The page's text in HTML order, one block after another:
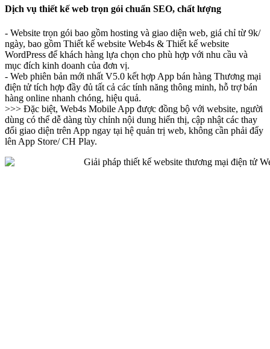
Dịch vụ thiết kế web trọn gói chuẩn SEO, chất lượng
- Website trọn gói bao gồm hosting và giao diện web, giá chỉ từ 9k/
ngày, bao gồm Thiết kế website Web4s & Thiết kế website
WordPress để khách hàng lựa chọn cho phù hợp với nhu cầu và
mục đích kinh doanh của đơn vị.
- Web phiên bản mới nhất V5.0 kết hợp App bán hàng Thương mại
điện tử tích hợp đầy đủ tất cả các tính năng thông minh, hỗ trợ bán
hàng online nhanh chóng, hiệu quả.
>>> Đặc biệt, Web4s Mobile App được đồng bộ với website, người
dùng có thể dễ dàng tùy chỉnh nội dung hiển thị, cập nhật các thay
đổi giao diện trên App ngay tại hệ quản trị web, không cần phải đẩy
lên App Store/ CH Play.